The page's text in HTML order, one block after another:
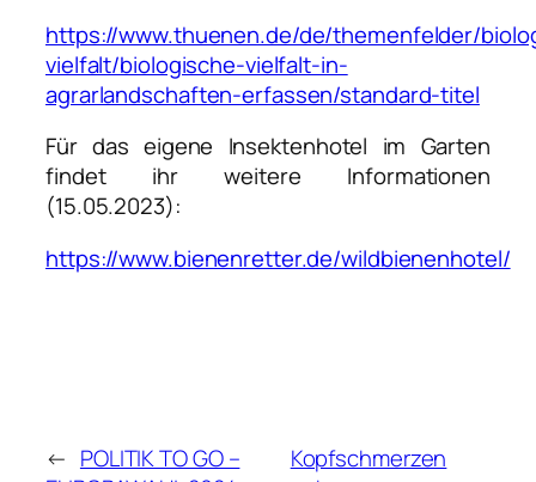
https://www.thuenen.de/de/themenfelder/
vielfalt/biologische-vielfalt-in-
agrarlandschaften-erfassen/standard-titel
Für das eigene Insektenhotel im Garten
findet ihr weitere Informationen
(15.05.2023):
https://www.bienenretter.de/wildbienenhotel/
← POLITIK TO GO –
Kopfschmerzen